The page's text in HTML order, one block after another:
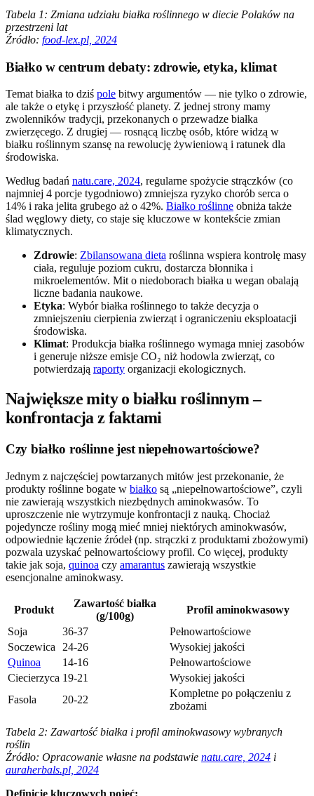
Tabela 1: Zmiana udziału białka roślinnego w diecie Polaków na
przestrzeni lat
Źródło: food-lex.pl, 2024
Białko w centrum debaty: zdrowie, etyka, klimat
Temat białka to dziś pole bitwy argumentów — nie tylko o zdrowie,
ale także o etykę i przyszłość planety. Z jednej strony mamy
zwolenników tradycji, przekonanych o przewadze białka
zwierzęcego. Z drugiej — rosnącą liczbę osób, które widzą w
białku roślinnym szansę na rewolucję żywieniową i ratunek dla
środowiska.
Według badań natu.care, 2024, regularne spożycie strączków (co
najmniej 4 porcje tygodniowo) zmniejsza ryzyko chorób serca o
14% i raka jelita grubego aż o 42%. Białko roślinne obniża także
ślad węglowy diety, co staje się kluczowe w kontekście zmian
klimatycznych.
Zdrowie: Zbilansowana dieta roślinna wspiera kontrolę masy
ciała, reguluje poziom cukru, dostarcza błonnika i
mikroelementów. Mit o niedoborach białka u wegan obalają
liczne badania naukowe.
Etyka: Wybór białka roślinnego to także decyzja o
zmniejszeniu cierpienia zwierząt i ograniczeniu eksploatacji
środowiska.
Klimat: Produkcja białka roślinnego wymaga mniej zasobów
i generuje niższe emisje CO₂ niż hodowla zwierząt, co
potwierdzają raporty organizacji ekologicznych.
Największe mity o białku roślinnym –
konfrontacja z faktami
Czy białko roślinne jest niepełnowartościowe?
Jednym z najczęściej powtarzanych mitów jest przekonanie, że
produkty roślinne bogate w białko są „niepełnowartościowe”, czyli
nie zawierają wszystkich niezbędnych aminokwasów. To
uproszczenie nie wytrzymuje konfrontacji z nauką. Chociaż
pojedyncze rośliny mogą mieć mniej niektórych aminokwasów,
odpowiednie łączenie źródeł (np. strączki z produktami zbożowymi)
pozwala uzyskać pełnowartościowy profil. Co więcej, produkty
takie jak soja, quinoa czy amarantus zawierają wszystkie
esencjonalne aminokwasy.
Produkt
Zawartość białka
(g/100g)
Profil aminokwasowy
Soja
36-37
Pełnowartościowe
Soczewica
24-26
Wysokiej jakości
Quinoa
14-16
Pełnowartościowe
Ciecierzyca 19-21
Wysokiej jakości
Fasola
20-22
Kompletne po połączeniu z
zbożami
Tabela 2: Zawartość białka i profil aminokwasowy wybranych
roślin
Źródło: Opracowanie własne na podstawie natu.care, 2024 i
auraherbals.pl, 2024
Definicje kluczowych pojęć: